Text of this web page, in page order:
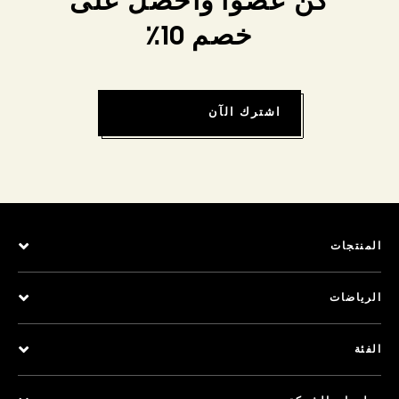
خصم 10٪
اشترك الآن
المنتجات
الرياضات
الفئة